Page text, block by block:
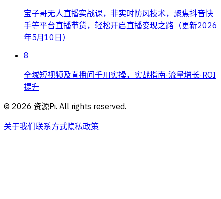
宝子哥无人直播实战课，非实时防风技术，聚焦抖音快
手等平台直播带货，轻松开启直播变现之路（更新2026
年5月10日）
8
全域短视频及直播间千川实操，实战指南·流量增长·ROI
提升
© 2026 资源Pi. All rights reserved.
关于我们联系方式隐私政策